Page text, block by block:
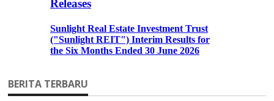
BERITA TERBARU